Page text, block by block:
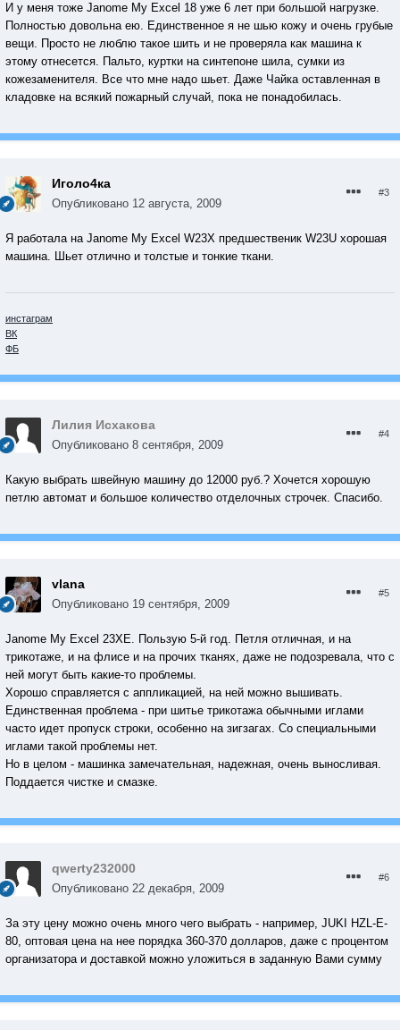
И у меня тоже Janome My Excel 18 уже 6 лет при большой нагрузке.
Полностью довольна ею. Единственное я не шью кожу и очень грубые
вещи. Просто не люблю такое шить и не проверяла как машина к
этому отнесется. Пальто, куртки на синтепоне шила, сумки из
кожезаменителя. Все что мне надо шьет. Даже Чайка оставленная в
кладовке на всякий пожарный случай, пока не понадобилась.
Иголо4ка
Опубликовано 12 августа, 2009
#3
Я работала на Janome My Excel W23Х предшественик W23U хорошая
машина. Шьет отлично и толстые и тонкие ткани.
инстаграм
ВК
ФБ
Лилия Исхакова
Опубликовано 8 сентября, 2009
#4
Какую выбрать швейную машину до 12000 руб.? Хочется хорошую
петлю автомат и большое количество отделочных строчек. Спасибо.
vlana
Опубликовано 19 сентября, 2009
#5
Janome My Excel 23ХE. Пользую 5-й год. Петля отличная, и на
трикотаже, и на флисе и на прочих тканях, даже не подозревала, что с
ней могут быть какие-то проблемы.
Хорошо справляется с аппликацией, на ней можно вышивать.
Единственная проблема - при шитье трикотажа обычными иглами
часто идет пропуск строки, особенно на зигзагах. Со специальными
иглами такой проблемы нет.
Но в целом - машинка замечательная, надежная, очень выносливая.
Поддается чистке и смазке.
qwerty232000
Опубликовано 22 декабря, 2009
#6
За эту цену можно очень много чего выбрать - например, JUKI HZL-E-
80, оптовая цена на нее порядка 360-370 долларов, даже с процентом
организатора и доставкой можно уложиться в заданную Вами сумму